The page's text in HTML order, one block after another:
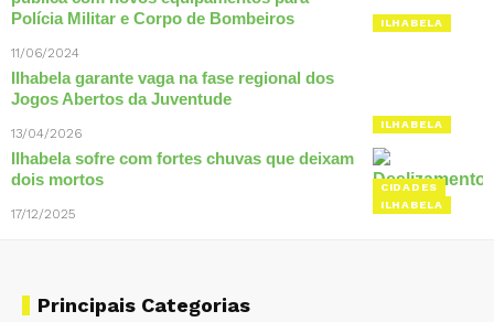
ILHABELA
Polícia Militar e Corpo de Bombeiros
11/06/2024
ILHABELA
Ilhabela garante vaga na fase regional dos
Jogos Abertos da Juventude
13/04/2026
CIDADES
ILHABELA
Ilhabela sofre com fortes chuvas que deixam
dois mortos
17/12/2025
Principais Categorias